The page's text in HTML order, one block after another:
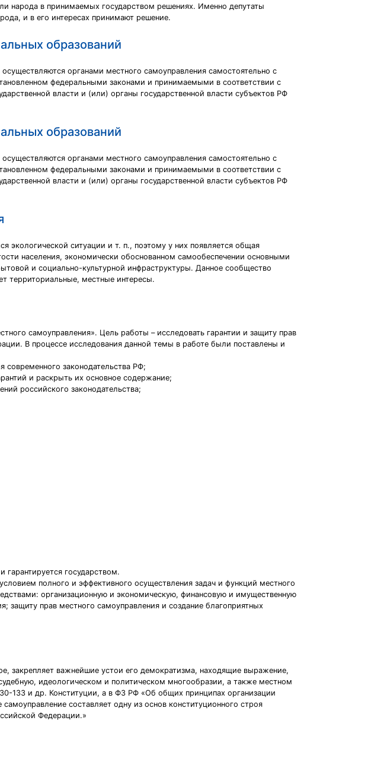
народа в принимаемых государством решениях. Именно депутаты
и в его интересах принимают решение.
образований
органами местного самоуправления самостоятельно с
федеральными законами и принимаемыми в соответствии с
власти и (или) органы государственной власти субъектов РФ
образований
органами местного самоуправления самостоятельно с
федеральными законами и принимаемыми в соответствии с
власти и (или) органы государственной власти субъектов РФ
экологической ситуации и т. п., поэтому у них появляется общая
населения, экономически обоснованном самообеспечении основными
и социально-культурной инфраструктуры. Данное сообщество
территориальные, местные интересы.
самоуправления». Цель работы – исследовать гарантии и защиту прав
В процессе исследования данной темы в работе были поставлены и
современного законодательства РФ;
и раскрыть их основное содержание;
российского законодательства;
гарантируется государством.
полного и эффективного осуществления задач и функций местного
организационную и экономическую, финансовую и имущественную
защиту прав местного самоуправления и создание благоприятных
закрепляет важнейшие устои его демократизма, находящие выражение,
идеологическом и политическом многообразии, а также местном
133 и др. Конституции, а в ФЗ РФ «Об общих принципах организации
составляет одну из основ конституционного строя
Федерации.»